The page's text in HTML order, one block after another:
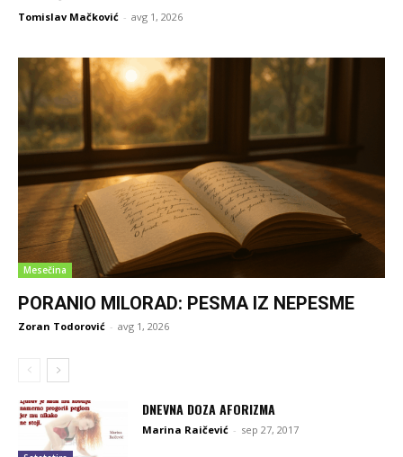
Tomislav Mačković - avg 1, 2026
Mesečina
PORANIO MILORAD: PESMA IZ NEPESME
Zoran Todorović - avg 1, 2026
DNEVNA DOZA AFORIZMA
Marina Raičević - sep 27, 2017